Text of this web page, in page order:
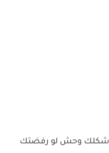
شكلك وحش لو رفضتك